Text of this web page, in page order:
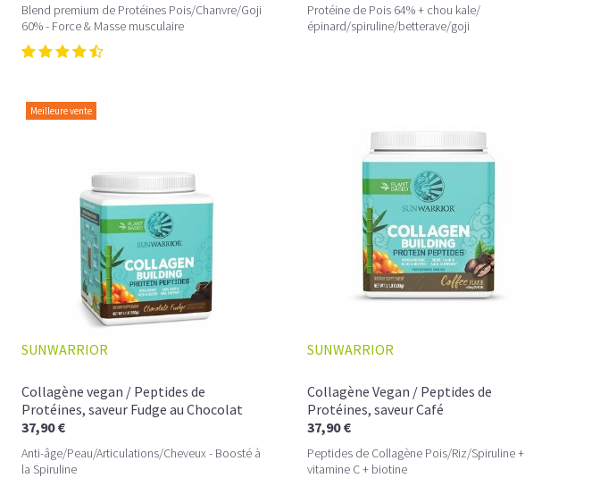
D’UN DESSERT GLACÉ, SANS LE SUCRE EN TROP
un caramel fondant qui se mêle à un café frappé crémeux, sans sucre raffiné et boosté en
boisson plaisir par excellence — celle qui réconcilie dessert glacé et nutrition.
un corps rassasié, une énergie durable, et zéro fringale. Pour les gourmands qui veulent se
sans sacrifier leurs objectifs.
Café frappé au Caramel Protéiné
GLACÉ PROTÉINÉ
Blend premium de Protéines Pois/Chanvre/Goji
60% - Force & Masse musculaire
Protéine de Pois 64% + chou kale/
épinard/spiruline/betterave/goji
Meilleure vente
SUNWARRIOR
Collagène vegan / Peptides de
Protéines, saveur Fudge au Chocolat
37,90 €
Anti-âge/Peau/Articulations/Cheveux - Boosté à
la Spiruline
SUNWARRIOR
Collagène Vegan / Peptides de
Protéines, saveur Café
37,90 €
Peptides de Collagène Pois/Riz/Spiruline +
vitamine C + biotine